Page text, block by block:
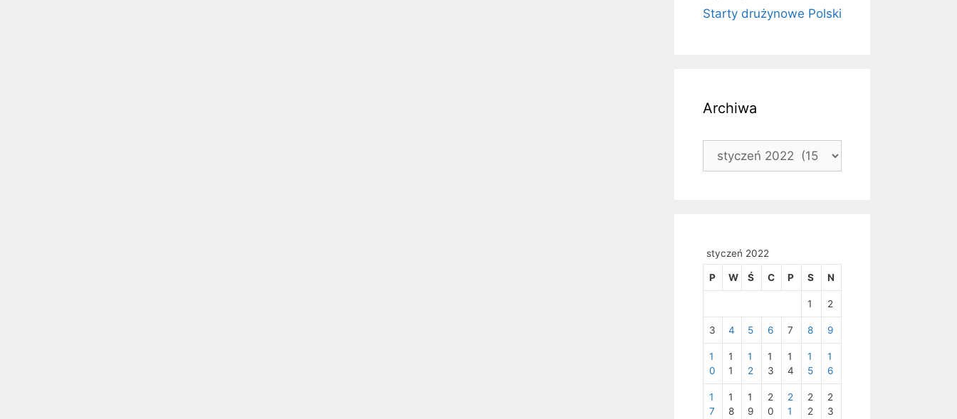
Starty drużynowe Polski
Archiwa
styczeń 2022
P W Ś C P S N
1 2
3 4 5 6 7 8 9
1
0
1
1
1
2
1
3
1
4
1
5
1
6
1
7
1
8
1
9
2
0
2
1
2
2
2
3